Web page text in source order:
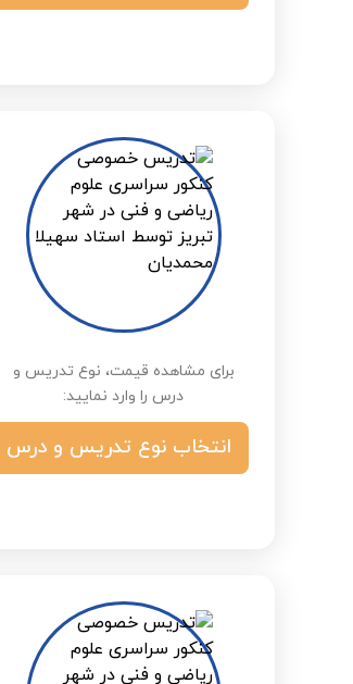
برای مشاهده قیمت، نوع تدریس و
درس را وارد نمایید:
انتخاب نوع تدریس و درس